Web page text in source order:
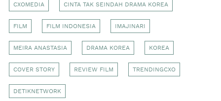
CXOMEDIA CINTA TAK SEINDAH DRAMA KOREA
FILM FILM INDONESIA IMAJINARI
MEIRA ANASTASIA DRAMA KOREA KOREA
COVER STORY REVIEW FILM TRENDINGCXO
DETIKNETWORK